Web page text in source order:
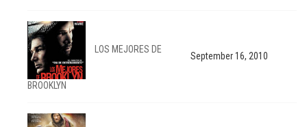
LOS MEJORES DE
BROOKLYN
September 16, 2010